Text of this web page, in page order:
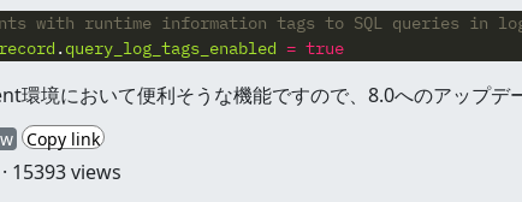
with runtime information tags to SQL queries in
.query_log_tags_enabled = true
環境において便利そうな機能ですので、8.0へのアップデ
Copy link
· 15393 views